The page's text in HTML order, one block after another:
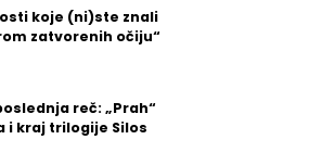
koje (ni)ste znali
zatvorenih očiju“
reč: „Prah“
i kraj trilogije Silos